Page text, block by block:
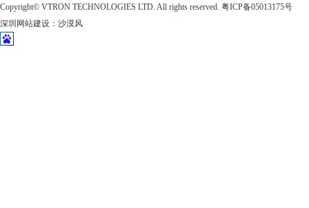
Copyright© VTRON TECHNOLOGIES LTD. All rights reserved. 粤ICP备05013175号
深圳网站建设 ： 沙漠风